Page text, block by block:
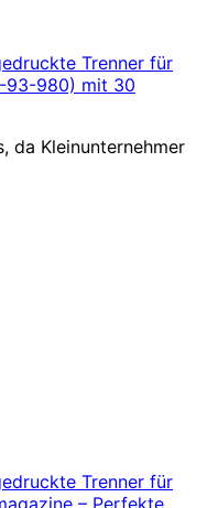
Trenner für
93-980) mit 30
da Kleinunternehmer
Trenner für
– Perfekte